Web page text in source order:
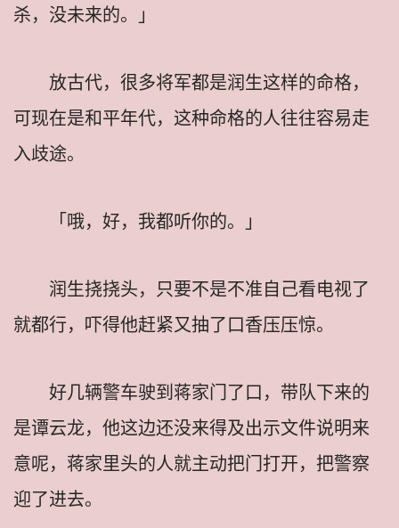
杀，没未来的。」
放古代，很多将军都是润生这样的命格，
可现在是和平年代，这种命格的人往往容易走
入歧途。
「哦，好，我都听你的。」
润生挠挠头，只要不是不准自己看电视了
就都行，吓得他赶紧又抽了口香压压惊。
好几辆警车驶到蒋家门了口，带队下来的
是谭云龙，他这边还没来得及出示文件说明来
意呢，蒋家里头的人就主动把门打开，把警察
迎了进去。